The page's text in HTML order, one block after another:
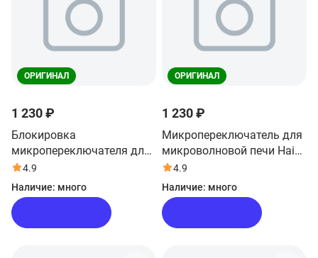
ОРИГИНАЛ
1 230 ₽
Блокировка
микропереключателя для
микроволновой печи Haier
HMB-DM208BA
4.9
Наличие: много
ОРИГИНАЛ
1 230 ₽
Микропереключатель для
микроволновой печи Haier
HMB-DM208BA
4.9
Наличие: много